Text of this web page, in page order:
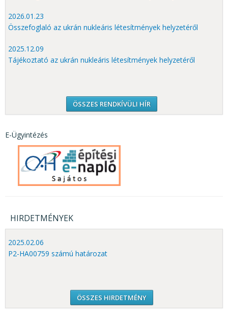
2026.01.23
Összefoglaló az ukrán nukleáris létesítmények helyzetéről
2025.12.09
Tájékoztató az ukrán nukleáris létesítmények helyzetéről
ÖSSZES RENDKÍVÜLI HÍR
E-Ügyintézés
HIRDETMÉNYEK
2025.02.06
P2-HA00759 számú határozat
ÖSSZES HIRDETMÉNY